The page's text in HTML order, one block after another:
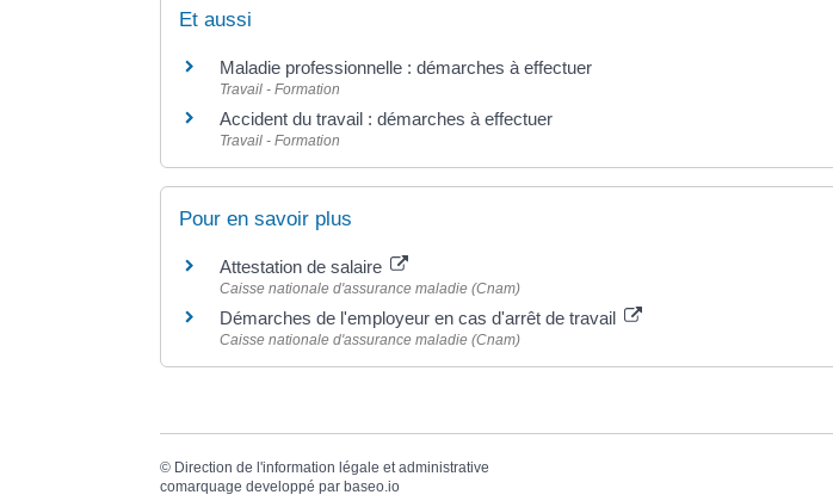
Et aussi
Maladie professionnelle : démarches à effectuer
Travail - Formation
Accident du travail : démarches à effectuer
Travail - Formation
Pour en savoir plus
Attestation de salaire
Caisse nationale d'assurance maladie (Cnam)
Démarches de l'employeur en cas d'arrêt de travail
Caisse nationale d'assurance maladie (Cnam)
© Direction de l'information légale et administrative
comarquage developpé par baseo.io